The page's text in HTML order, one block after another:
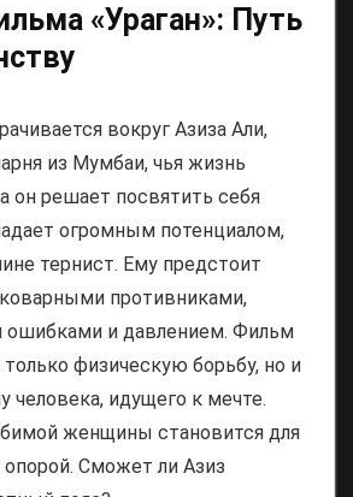
«Ураган»: Путь
вокруг Азиза Али,
из Мумбаи, чья жизнь
он решает посвятить себя
огромным потенциалом,
тернист. Ему предстоит
противниками,
и давлением. Фильм
физическую борьбу, но и
человека, идущего к мечте.
женщины становится для
Сможет ли Азиз